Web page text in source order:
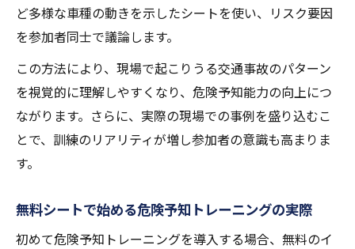
ど多様な車種の動きを示したシートを使い、リスク要因
を参加者同士で議論します。
この方法により、現場で起こりうる交通事故のパターン
を視覚的に理解しやすくなり、危険予知能力の向上につ
ながります。さらに、実際の現場での事例を盛り込むこ
とで、訓練のリアリティが増し参加者の意識も高まりま
す。
無料シートで始める危険予知トレーニングの実際
初めて危険予知トレーニングを導入する場合、無料のイ